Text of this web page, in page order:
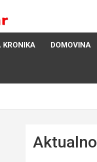
KRONIKA DOMOVINA
Aktualno